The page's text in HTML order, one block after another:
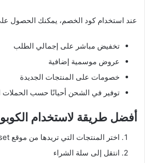
عند استخدام كود الخصم، يمكنك الحصول
تخفيض مباشر على إجمالي الطلب
عروض موسمية إضافية
خصومات على المنتجات الجديدة
توفير في الشحن أحيانًا حسب الحملات
أفضل طريقة لاستخدام
اختر المنتجات التي تريدها من موقع VogaCloset
انتقل إلى سلة الشراء